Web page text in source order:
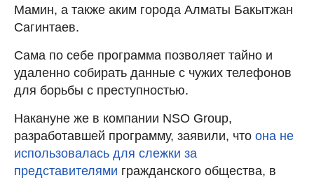
Мамин, а также аким города Алматы Бакытжан
Сагинтаев.
Сама по себе программа позволяет тайно и
удаленно собирать данные с чужих телефонов
для борьбы с преступностью.
Накануне же в компании NSO Group,
разработавшей программу, заявили, что она не
использовалась для слежки за
представителями гражданского общества, в